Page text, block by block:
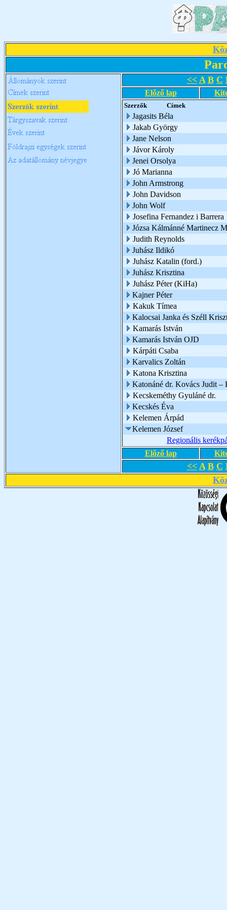
<< A B C
Előző lap
Szerzők Címek
Jagasits Béla
Jakab György
Jane Nelson
Jávor Károly
Jenei Orsolya
Jó Marianna
John Armstrong
John Davidson
John Wolf
Josefina Fernandez i Barrera
Józsa Kálmánné Martinecz
Judith Reynolds
Juhász Ildikó
Juhász Katalin (ford.)
Juhász Krisztina
Juhász Péter (KiHa)
Kajner Péter
Kakuk Tímea
Kalocsai Janka és Széll
Kamarás István
Kamarás István OJD
Kárpáti Csaba
Karvalics Zoltán
Katona Krisztina
Katonáné dr. Kovács Judit –
Kecskeméthy Gyuláné dr.
Kecskés Éva
Kelemen Árpád
Kelemen József
Regionális
Előző lap
<< A B C